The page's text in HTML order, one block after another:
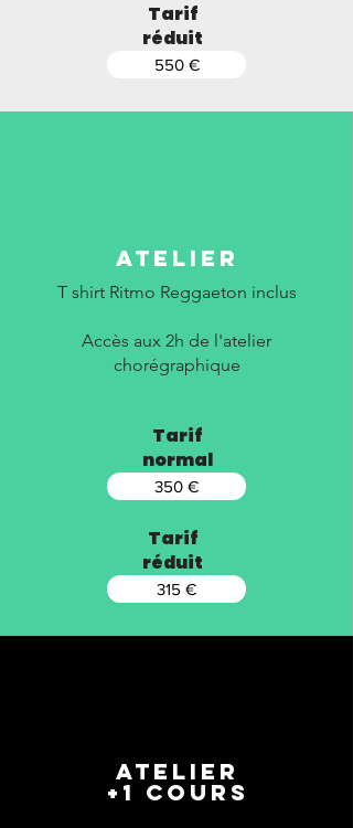
Tarif
réduit
550 €
atelier
T shirt Ritmo Reggaeton inclus
Accès aux 2h de l'atelier
chorégraphique
Tarif
normal
350 €
Tarif
réduit
315 €
atelier
+1 cours